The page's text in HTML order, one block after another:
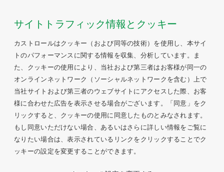
サイトトラフィック情報とクッキー
カストロールはクッキー（および同等の技術）を使用し、本サイ
トのパフォーマンスに関する情報を収集、分析しています。ま
た、クッキーの使用により、当社および第三者はお客様が同一の
オンラインネットワーク（ソーシャルネットワークを含む）上で
当社サイトおよび第三者のウェブサイトにアクセスした際、お客
様に合わせた広告を表示させる場合がございます。「同意」をク
リックすると、クッキーの使用に同意したものとみなされます。
もし同意いただけない場合、あるいはさらに詳しい情報をご覧に
なりたい場合は、表示されているリンクをクリックすることでク
ッキーの設定を変更することができます。